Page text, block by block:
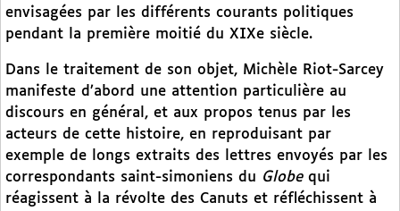
envisagées par les différents courants politiques
pendant la première moitié du XIXe siècle.
Dans le traitement de son objet, Michèle Riot-Sarcey
manifeste d’abord une attention particulière au
discours en général, et aux propos tenus par les
acteurs de cette histoire, en reproduisant par
exemple de longs extraits des lettres envoyés par les
correspondants saint-simoniens du Globe qui
réagissent à la révolte des Canuts et réfléchissent à